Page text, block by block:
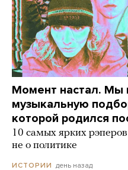
Момент настал. Мы
музыкальную
которой родился
10 самых ярких
не о политике
ИСТОРИИ день назад